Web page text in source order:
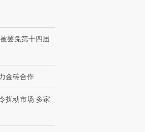
罢免第十四届
金砖合作
扰动市场 多家